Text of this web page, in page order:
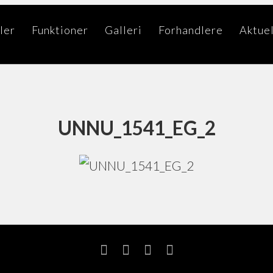
Funktioner Galleri Forhandlere
UNNU_1541_EG_2